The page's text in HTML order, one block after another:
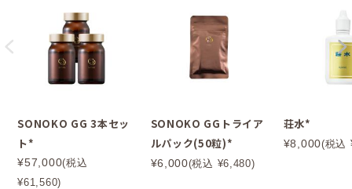
SONOKO GG 3本セッ
ト*
¥57,000(税込
¥61,560)
SONOKO GGトライア
ルパック(50粒)*
¥6,000(税込 ¥6,480)
荘水*
¥8,000(税込